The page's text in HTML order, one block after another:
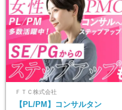
ＦＴＣ株式会社
【PL/PM】コンサルタン